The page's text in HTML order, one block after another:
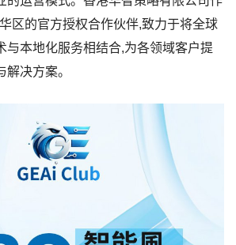
区的官方授权合作伙伴,致力于将全球
与本地化服务相结合,为各领域客户提
决方案。